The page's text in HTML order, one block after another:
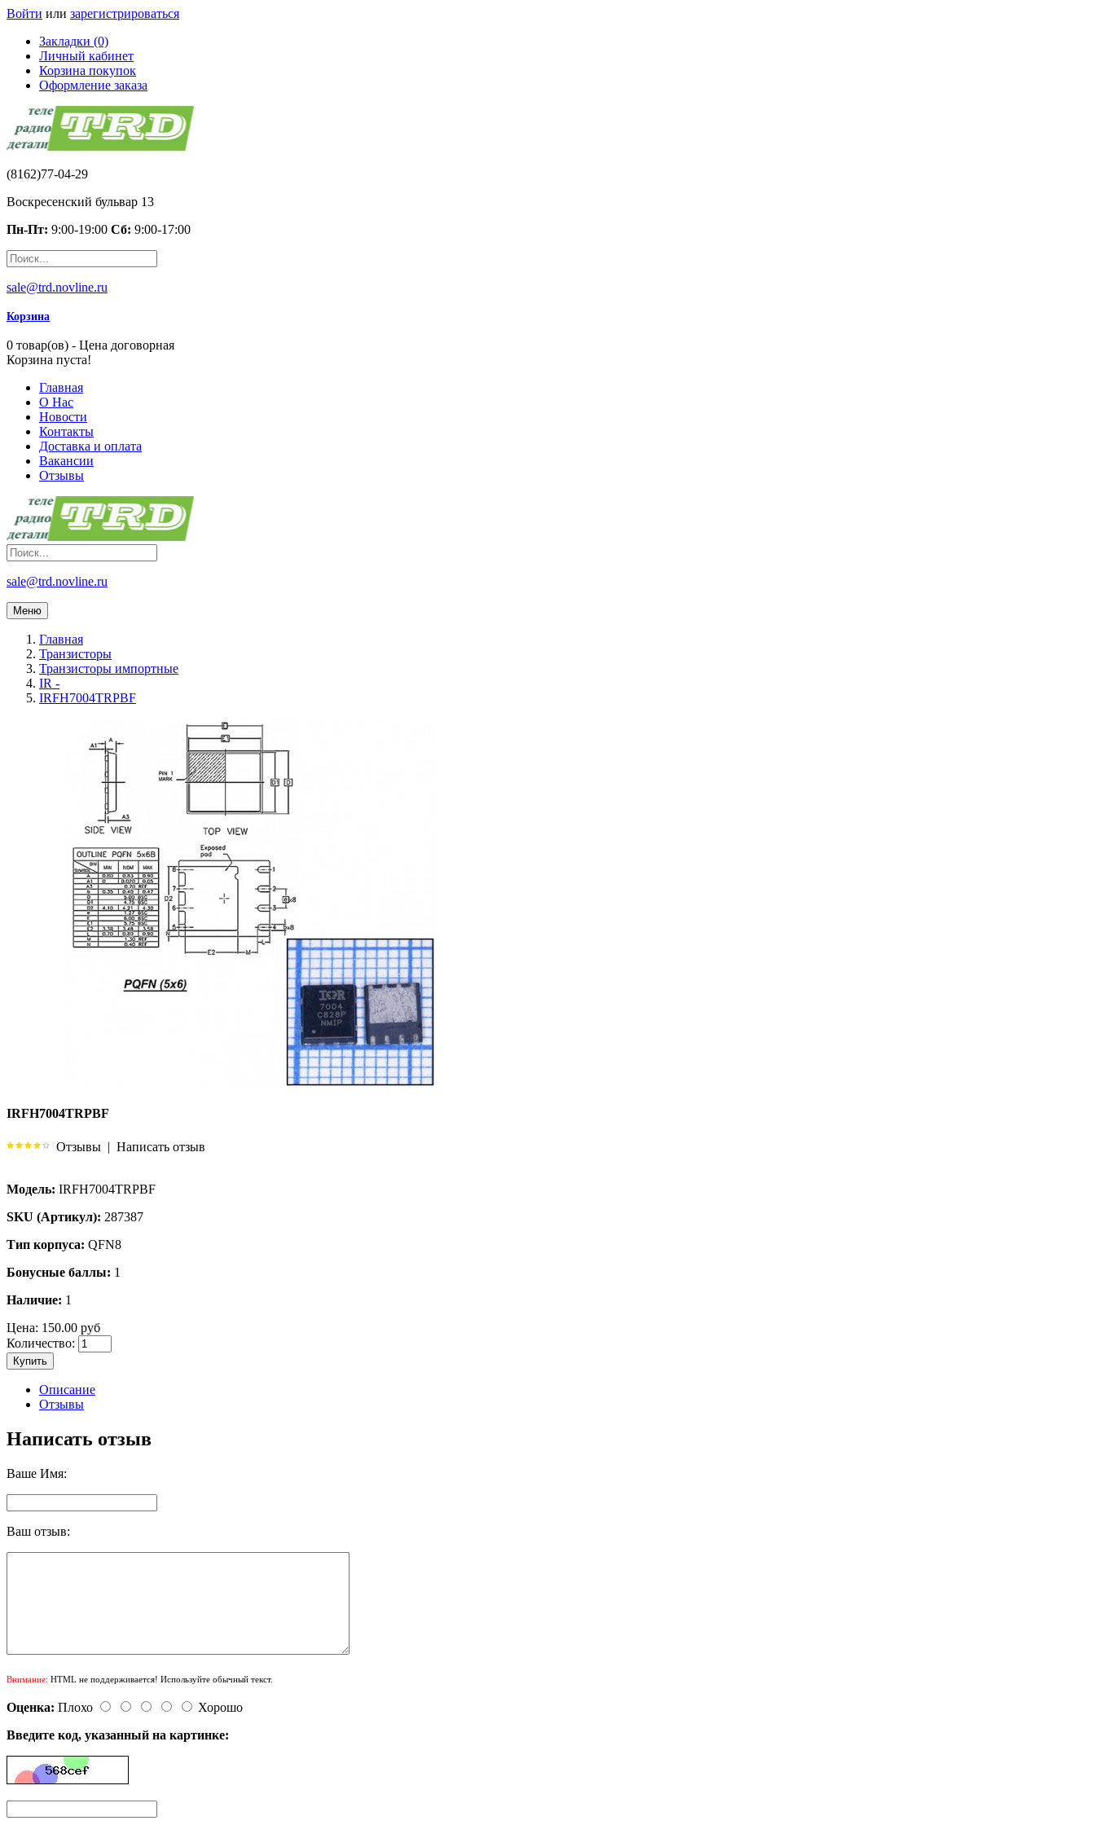
Войти или зарегистрироваться
Закладки (0)
Личный кабинет
Корзина покупок
Оформление заказа
(8162)77-04-29
Воскресенский бульвар 13
Пн-Пт: 9:00-19:00 Сб: 9:00-17:00
sale@trd.novline.ru
Корзина
0 товар(ов) - Цена договорная
Корзина пуста!
Главная
О Нас
Новости
Контакты
Доставка и оплата
Вакансии
Отзывы
sale@trd.novline.ru
Меню
Главная
Транзисторы
Транзисторы импортные
IR -
IRFH7004TRPBF
IRFH7004TRPBF
Отзывы | Написать отзыв
Модель: IRFH7004TRPBF
SKU (Артикул): 287387
Тип корпуса: QFN8
Бонусные баллы: 1
Наличие: 1
Цена: 150.00 руб
Количество:
Купить
Описание
Отзывы
Написать отзыв
Ваше Имя:
Ваш отзыв:
Внимание: HTML не поддерживается! Используйте обычный текст.
Оценка: Плохо
Хорошо
Введите код, указанный на картинке: